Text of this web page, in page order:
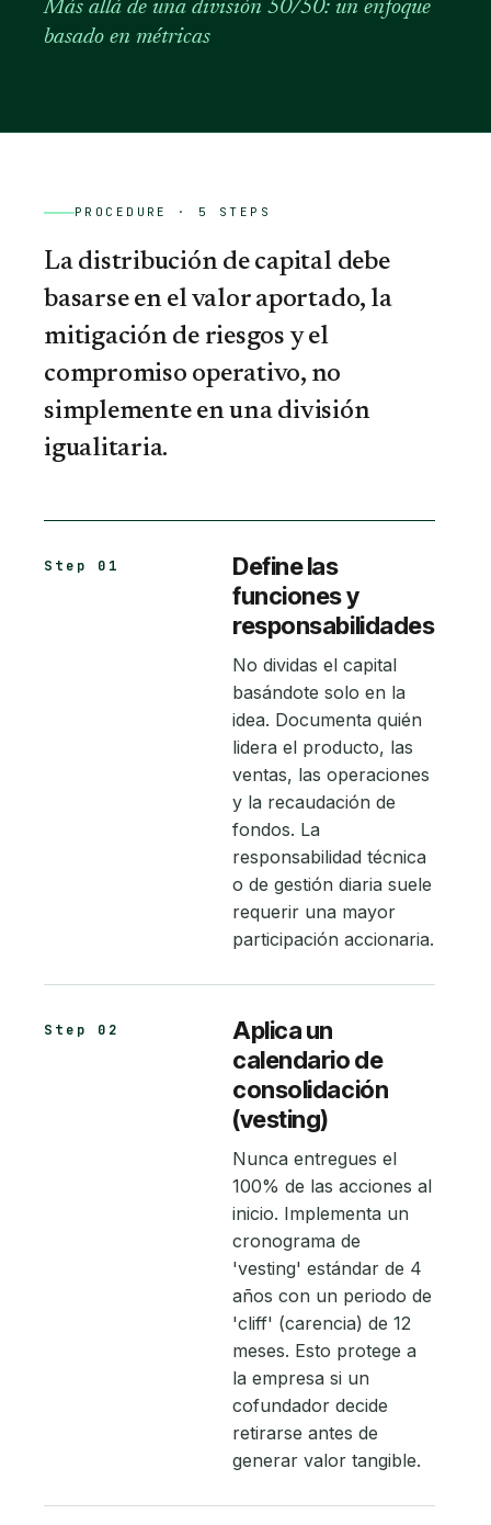
Más allá de una división 50/50: un enfoque
basado en métricas
PROCEDURE · 5 STEPS
La distribución de capital debe
basarse en el valor aportado, la
mitigación de riesgos y el
compromiso operativo, no
simplemente en una división
igualitaria.
Step 01
Define las
funciones y
responsabilidades
No dividas el capital
basándote solo en la
idea. Documenta quién
lidera el producto, las
ventas, las operaciones
y la recaudación de
fondos. La
responsabilidad técnica
o de gestión diaria suele
requerir una mayor
participación accionaria.
Step 02
Aplica un
calendario de
consolidación
(vesting)
Nunca entregues el
100% de las acciones al
inicio. Implementa un
cronograma de
'vesting' estándar de 4
años con un periodo de
'cliff' (carencia) de 12
meses. Esto protege a
la empresa si un
cofundador decide
retirarse antes de
generar valor tangible.